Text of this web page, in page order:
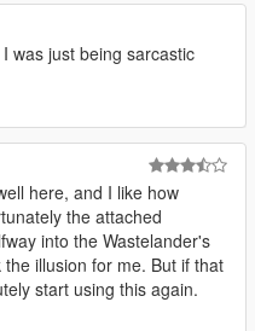
was just being sarcastic
here, and I like how
the attached
into the Wastelander's
illusion for me. But if that
start using this again.